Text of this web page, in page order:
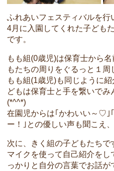
ふれあいフェスティバルを行
4月に入園してくれた子ども
です。
もも組(0歳児)は保育士から
もたちの周りをぐるっと１周
もも組(1歳児)も同じように
どもは保育士と手を繋いでみ
(*^^*)
在園児からは｢かわいい～♡｣
ー！｣との優しい声も聞こえ
次に、きく組の子どもたちで
マイクを使って自己紹介を
っかりと自分の言葉でお話が